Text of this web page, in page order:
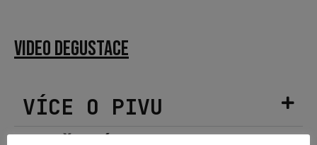
VÍCE O PIVU
VIDEO DEGUSTACE